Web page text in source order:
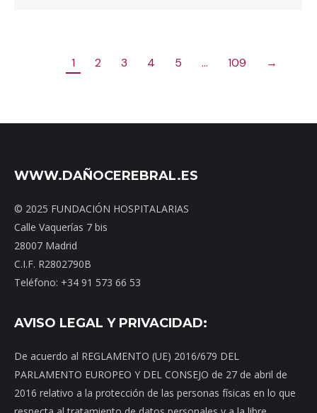
1 2 3 4 5 … 109 →
WWW.DAÑOCEREBRAL.ES
© 2025 FUNDACIÓN HOSPITALARIAS
Calle Vaquerías 7 bis
28007 Madrid
C.I.F. R2802790B
Teléfono: +34 91 573 66 53
AVISO LEGAL Y PRIVACIDAD:
De acuerdo al REGLAMENTO (UE) 2016/679 DEL
PARLAMENTO EUROPEO Y DEL CONSEJO de 27 de abril de
2016 relativo a la protección de las personas físicas en lo que